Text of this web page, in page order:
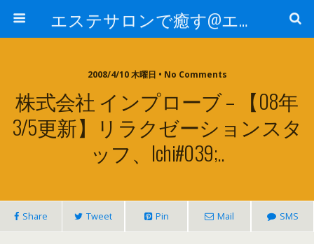
エステサロンで癒す@エステ～全国エステ情報
2008/4/10 木曜日 • No Comments
株式会社 インプローブ – 【08年
3/5更新】リラクゼーションスタ
ッフ、Ichi#039;..
Share Tweet Pin Mail SMS